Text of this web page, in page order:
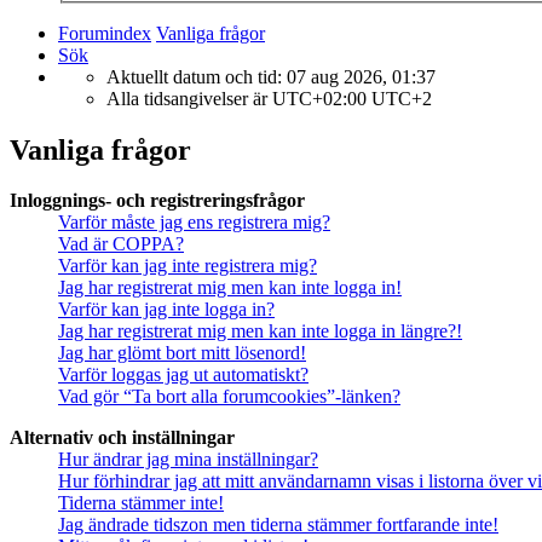
Forumindex Vanliga frågor
Sök
Aktuellt datum och tid: 07 aug 2026, 01:37
Alla tidsangivelser är UTC+02:00 UTC+2
Vanliga frågor
Inloggnings- och registreringsfrågor
Varför måste jag ens registrera mig?
Vad är COPPA?
Varför kan jag inte registrera mig?
Jag har registrerat mig men kan inte logga in!
Varför kan jag inte logga in?
Jag har registrerat mig men kan inte logga in längre?!
Jag har glömt bort mitt lösenord!
Varför loggas jag ut automatiskt?
Vad gör “Ta bort alla forumcookies”-länken?
Alternativ och inställningar
Hur ändrar jag mina inställningar?
Hur förhindrar jag att mitt användarnamn visas i listorna över
Tiderna stämmer inte!
Jag ändrade tidszon men tiderna stämmer fortfarande inte!